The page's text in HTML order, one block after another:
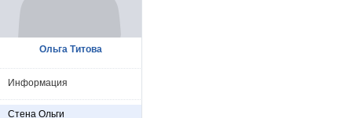
Ольга Титова
Информация
Стена Ольги